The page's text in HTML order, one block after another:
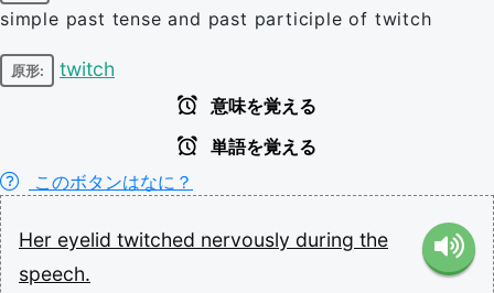
simple past tense and past participle of twitch
原形: twitch
意味を覚える
単語を覚える
このボタンはなに？
Her eyelid twitched nervously during the
speech.